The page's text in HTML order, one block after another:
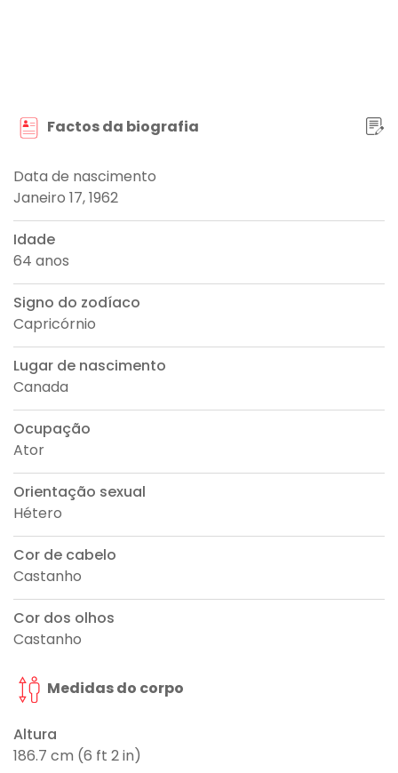
Factos da biografia
Data de nascimento
Janeiro 17, 1962
Idade
64 anos
Signo do zodíaco
Capricórnio
Lugar de nascimento
Canada
Ocupação
Ator
Orientação sexual
Hétero
Cor de cabelo
Castanho
Cor dos olhos
Castanho
Medidas do corpo
Altura
186.7 cm (6 ft 2 in)